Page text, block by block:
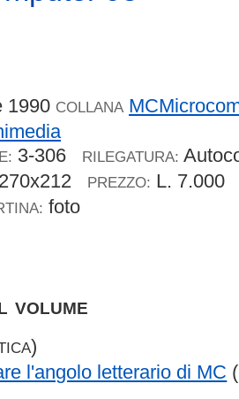
1990 COLLANA
3-306 RILEGATURA:
270x212 PREZZO: L. 7.000
foto
volume
)
l'angolo letterario di MC (